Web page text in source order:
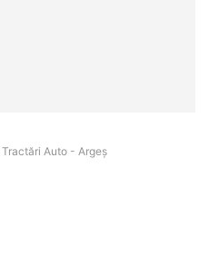
Auto - Argeş